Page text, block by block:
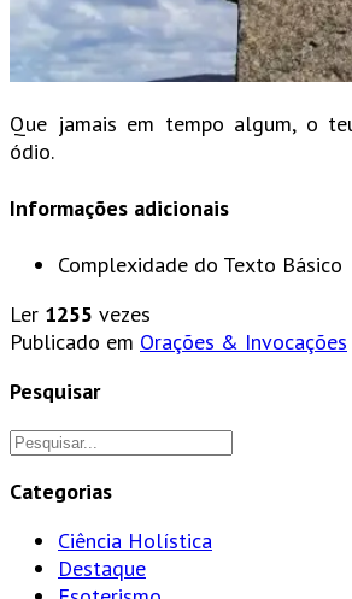
Que jamais em tempo algum, o
ódio.
Informações adicionais
Complexidade do Texto Básico
Ler 1255 vezes
Publicado em Orações & Invocações
Pesquisar
Categorias
Ciência Holística
Destaque